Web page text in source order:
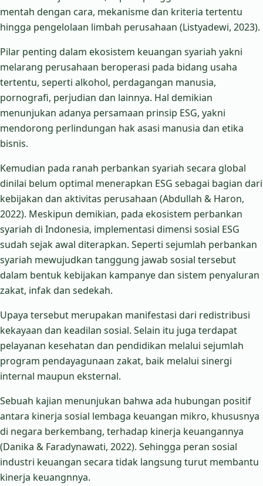
mentah dengan cara, mekanisme dan kriteria tertentu
hingga pengelolaan limbah perusahaan (Listyadewi, 2023).
Pilar penting dalam ekosistem keuangan syariah yakni
melarang perusahaan beroperasi pada bidang usaha
tertentu, seperti alkohol, perdagangan manusia,
pornografi, perjudian dan lainnya. Hal demikian
menunjukan adanya persamaan prinsip ESG, yakni
mendorong perlindungan hak asasi manusia dan etika
bisnis.
Kemudian pada ranah perbankan syariah secara global
dinilai belum optimal menerapkan ESG sebagai bagian dari
kebijakan dan aktivitas perusahaan (Abdullah & Haron,
2022). Meskipun demikian, pada ekosistem perbankan
syariah di Indonesia, implementasi dimensi sosial ESG
sudah sejak awal diterapkan. Seperti sejumlah perbankan
syariah mewujudkan tanggung jawab sosial tersebut
dalam bentuk kebijakan kampanye dan sistem penyaluran
zakat, infak dan sedekah.
Upaya tersebut merupakan manifestasi dari redistribusi
kekayaan dan keadilan sosial. Selain itu juga terdapat
pelayanan kesehatan dan pendidikan melalui sejumlah
program pendayagunaan zakat, baik melalui sinergi
internal maupun eksternal.
Sebuah kajian menunjukan bahwa ada hubungan positif
antara kinerja sosial lembaga keuangan mikro, khususnya
di negara berkembang, terhadap kinerja keuangannya
(Danika & Faradynawati, 2022). Sehingga peran sosial
industri keuangan secara tidak langsung turut membantu
kinerja keuangnnya.